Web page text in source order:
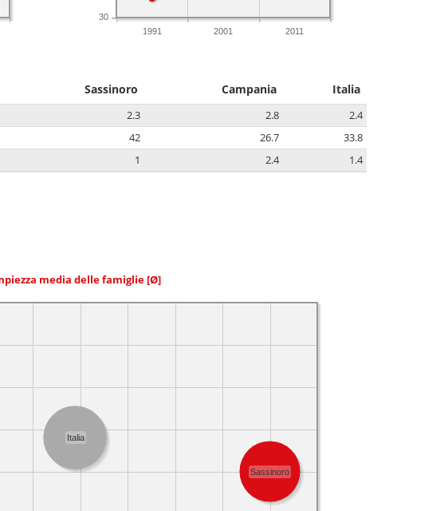
1991 2001 2011
30
Sassinoro Campania Italia
2.3 2.8
2.4
42 26.7
33.8
1 2.4 1.4
media delle famiglie [Ø]
Italia
Sassinoro